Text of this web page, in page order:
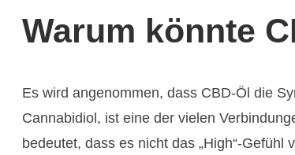
Warum könnte
Es wird angenommen, dass CBD-Öl die
Cannabidiol, ist eine der vielen
bedeutet, dass es nicht das „High“-